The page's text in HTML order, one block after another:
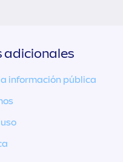
adicionales
información pública